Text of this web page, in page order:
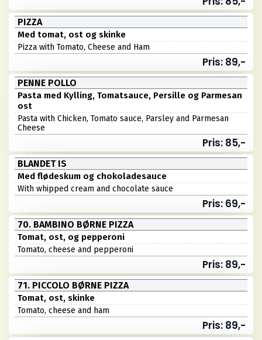
PIZZA
Med tomat, ost og skinke
Pizza with Tomato, Cheese and Ham
Pris: 89,-
PENNE POLLO
Pasta med Kylling, Tomatsauce, Persille og Parmesan
ost
Pasta with Chicken, Tomato sauce, Parsley and Parmesan
Cheese
Pris: 85,-
BLANDET IS
Med flødeskum og chokoladesauce
With whipped cream and chocolate sauce
Pris: 69,-
70. BAMBINO BØRNE PIZZA
Tomat, ost, og pepperoni
Tomato, cheese and pepperoni
Pris: 89,-
71. PICCOLO BØRNE PIZZA
Tomat, ost, skinke
Tomato, cheese and ham
Pris: 89,-